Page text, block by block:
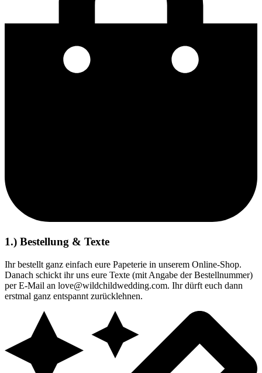
1.) Bestellung & Texte
Ihr bestellt ganz einfach eure Papeterie in unserem Online-Shop.
Danach schickt ihr uns eure Texte (mit Angabe der Bestellnummer)
per E-Mail an love@wildchildwedding.com. Ihr dürft euch dann
erstmal ganz entspannt zurücklehnen.